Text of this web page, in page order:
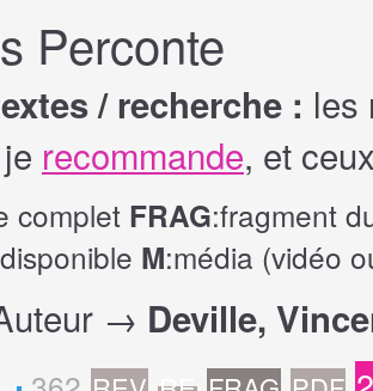
Perconte
/ recherche : les
recommande, et
complet FRAG:fragment
M:média (vidéo
→ Deville,